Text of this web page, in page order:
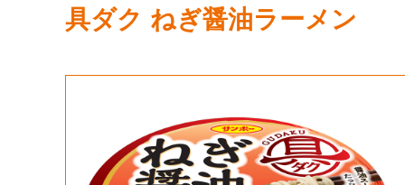
具ダク ねぎ醤油ラーメン